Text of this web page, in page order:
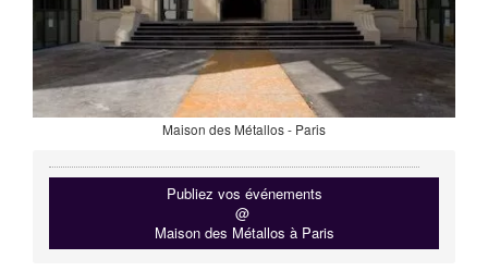
Maison des Métallos - Paris
Publiez vos événements
@
Maison des Métallos à Paris